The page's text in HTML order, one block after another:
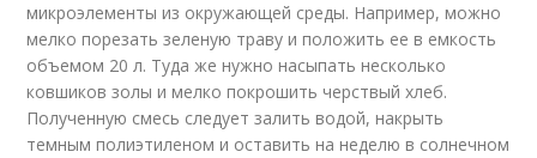
микроэлементы из окружающей среды. Например, можно
мелко порезать зеленую траву и положить ее в емкость
объемом 20 л. Туда же нужно насыпать несколько
ковшиков золы и мелко покрошить черствый хлеб.
Полученную смесь следует залить водой, накрыть
темным полиэтиленом и оставить на неделю в солнечном